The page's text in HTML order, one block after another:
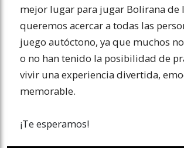
mejor lugar para jugar Bolirana de
queremos acercar a todas las
juego autóctono, ya que muchos
o no han tenido la posibilidad de
vivir una experiencia divertida,
memorable.
¡Te esperamos!